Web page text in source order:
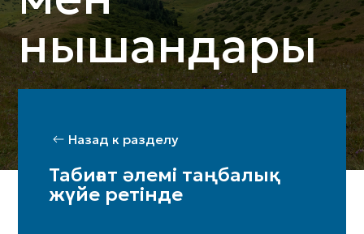
нышандары
Назад к разделу
Табиғат әлемі таңбалық
жүйе ретінде